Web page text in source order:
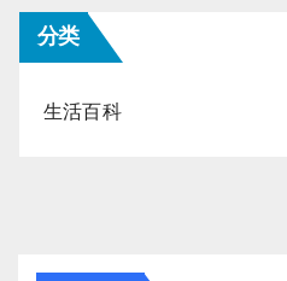
分类
生活百科